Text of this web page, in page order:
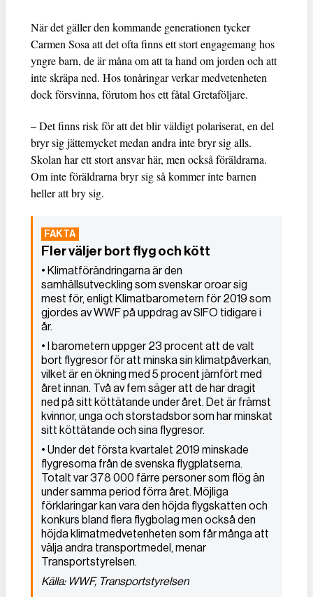
När det gäller den kommande generationen tycker
Carmen Sosa att det ofta finns ett stort engagemang hos
yngre barn, de är måna om att ta hand om jorden och att
inte skräpa ned. Hos tonåringar verkar medvetenheten
dock försvinna, förutom hos ett fåtal Gretaföljare.
– Det finns risk för att det blir väldigt polariserat, en del
bryr sig jättemycket medan andra inte bryr sig alls.
Skolan har ett stort ansvar här, men också föräldrarna.
Om inte föräldrarna bryr sig så kommer inte barnen
heller att bry sig.
Fler väljer bort flyg och kött
• Klimatförändringarna är den
samhällsutveckling som svenskar oroar sig
mest för, enligt Klimatbarometern för 2019 som
gjordes av WWF på uppdrag av SIFO tidigare i
år.
• I barometern uppger 23 procent att de valt
bort flygresor för att minska sin klimatpåverkan,
vilket är en ökning med 5 procent jämfört med
året innan. Två av fem säger att de har dragit
ned på sitt köttätande under året. Det är främst
kvinnor, unga och storstadsbor som har minskat
sitt köttätande och sina flygresor.
• Under det första kvartalet 2019 minskade
flygresorna från de svenska flygplatserna.
Totalt var 378 000 färre personer som flög än
under samma period förra året. Möjliga
förklaringar kan vara den höjda flygskatten och
konkurs bland flera flygbolag men också den
höjda klimatmedvetenheten som får många att
välja andra transportmedel, menar
Transportstyrelsen.
Källa: WWF, Transportstyrelsen